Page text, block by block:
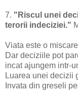
7. "Riscul unei
terorii indeciziei."
Viata este o
Dar deciziile pot
incat ajungem intr-
Luarea unei decizii
Invata din greseli